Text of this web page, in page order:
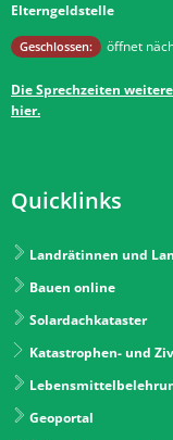
Elterngeldstelle
Klicken, um weitere
Geschlossen: öffnet
Die Sprechzeiten
hier.
Quicklinks
Landrätinnen und
Bauen online
Solardachkataster
Katastrophen- und
Geoportal